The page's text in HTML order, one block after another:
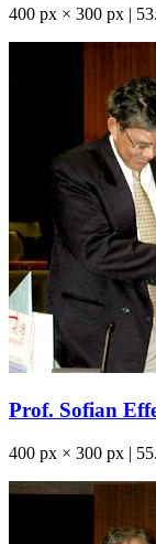
400 px × 300 px |
Prof. Sofian
400 px × 300 px |